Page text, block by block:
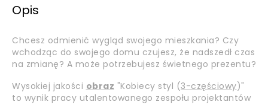
Opis
Chcesz odmienić wygląd swojego mieszkania? Czy
wchodząc do swojego domu czujesz, że nadszedł czas
na zmianę? A może potrzebujesz świetnego prezentu?
Wysokiej jakości obraz "Kobiecy styl (3-częściowy)"
to wynik pracy utalentowanego zespołu projektantów